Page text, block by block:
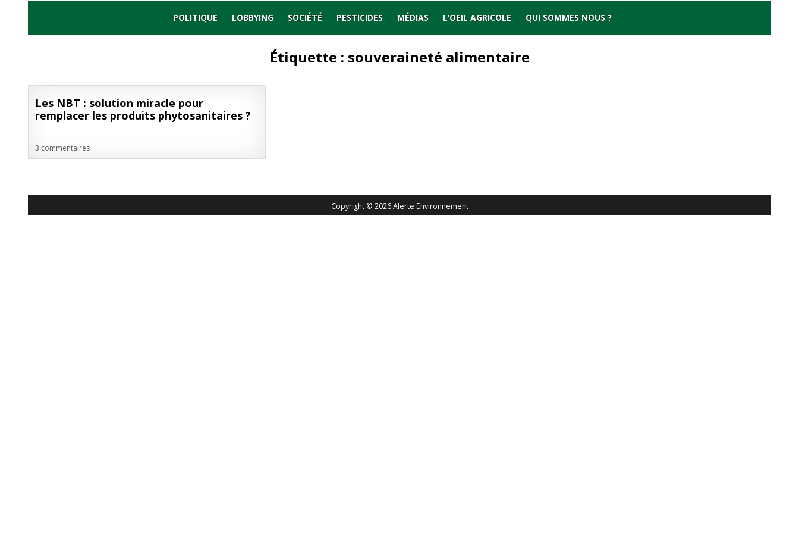
POLITIQUE LOBBYING SOCIÉTÉ PESTICIDES MÉDIAS L’OEIL AGRICOLE QUI SOMMES NOUS ?
Étiquette : souveraineté alimentaire
2022
Les NBT : solution miracle pour
remplacer les produits phytosanitaires ?
3 commentaires
Copyright © 2026 Alerte Environnement